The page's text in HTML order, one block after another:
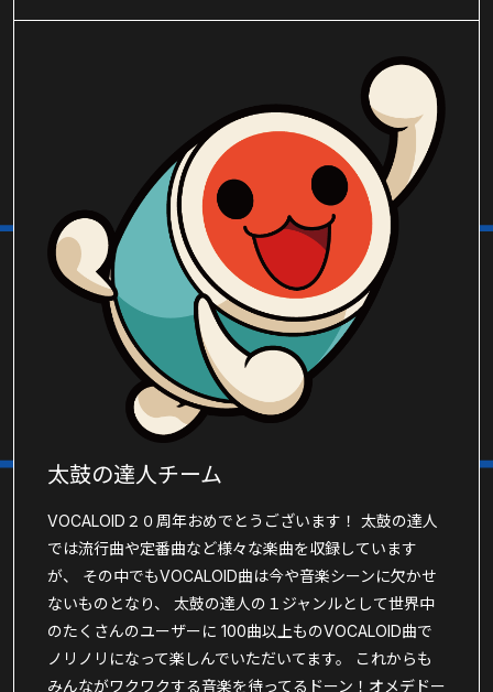
太鼓の達人チーム
VOCALOID２０周年おめでとうございます！ 太鼓の達人
では流行曲や定番曲など様々な楽曲を収録しています
が、 その中でもVOCALOID曲は今や音楽シーンに欠かせ
ないものとなり、 太鼓の達人の１ジャンルとして世界中
のたくさんのユーザーに 100曲以上ものVOCALOID曲で
ノリノリになって楽しんでいただいてます。 これからも
みんながワクワクする音楽を待ってるドーン！オメデドー